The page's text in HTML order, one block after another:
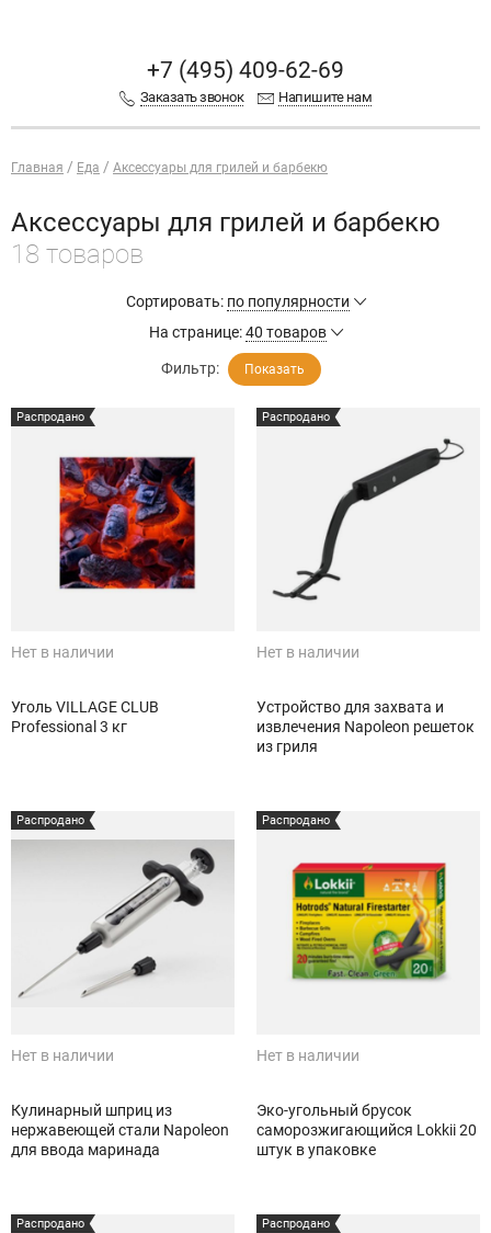
+7 (495) 409-62-69
Заказать звонок Напишите нам
Главная Еда Аксессуары для грилей и барбекю
Аксессуары для грилей и барбекю
18 товаров
Сортировать: по популярности
На странице:40 товаров
Фильтр: Показать
Распродано
Нет в наличии
Уголь VILLAGE CLUB
Professional 3 кг
Распродано
Нет в наличии
Устройство для захвата и
извлечения Napoleon решеток
из гриля
Распродано
Нет в наличии
Кулинарный шприц из
нержавеющей стали Napoleon
для ввода маринада
Распродано
Нет в наличии
Эко-угольный брусок
саморозжигающийся Lokkii 20
штук в упаковке
Распродано Распродано